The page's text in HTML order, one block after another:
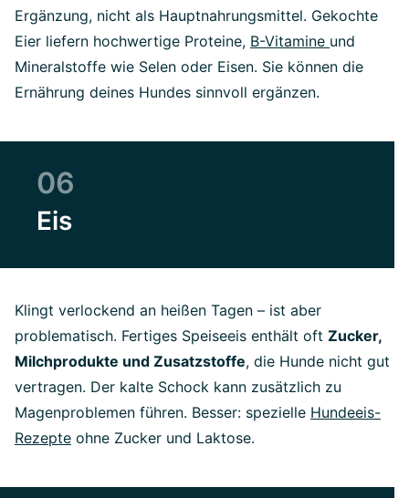
Ergänzung, nicht als Hauptnahrungsmittel. Gekochte
Eier liefern hochwertige Proteine, B-Vitamine und
Mineralstoffe wie Selen oder Eisen. Sie können die
Ernährung deines Hundes sinnvoll ergänzen.
06
Eis
Klingt verlockend an heißen Tagen – ist aber
problematisch. Fertiges Speiseeis enthält oft Zucker,
Milchprodukte und Zusatzstoffe, die Hunde nicht gut
vertragen. Der kalte Schock kann zusätzlich zu
Magenproblemen führen. Besser: spezielle Hundeeis-
Rezepte ohne Zucker und Laktose.